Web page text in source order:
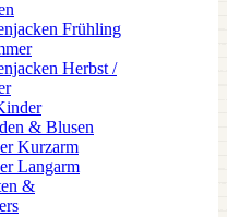
Frühling
Herbst /
& Blusen
Kurzarm
Langarm
&